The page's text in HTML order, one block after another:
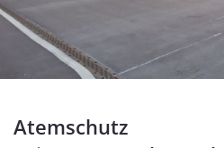
Atemschutz